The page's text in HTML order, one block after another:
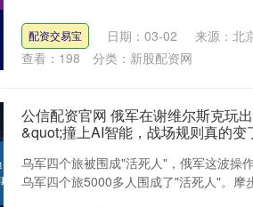
配资交易宝 日期：03-02
来源：北
查看： 198 分类： 新股配资网
公信配资官网 俄军在谢维尔斯克玩
&quot;撞上AI智能，战场规则真的变
乌军四个旅被围成"活死人"，俄军这波操
乌军四个旅5000多人围成了"活死人"。摩